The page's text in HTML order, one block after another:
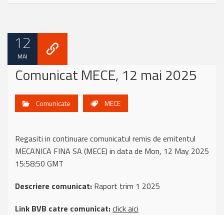
12
MAI
Comunicat MECE, 12 mai 2025
Comunicate MECE
Regasiti in continuare comunicatul remis de emitentul
MECANICA FINA SA (MECE) in data de Mon, 12 May 2025
15:58:50 GMT
Descriere comunicat: Raport trim 1 2025
Link BVB catre comunicat:click aici